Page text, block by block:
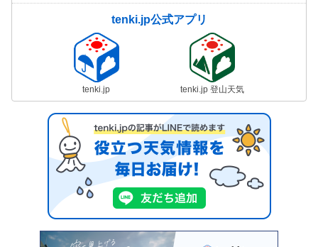
tenki.jp公式アプリ
tenki.jp tenki.jp 登山天気